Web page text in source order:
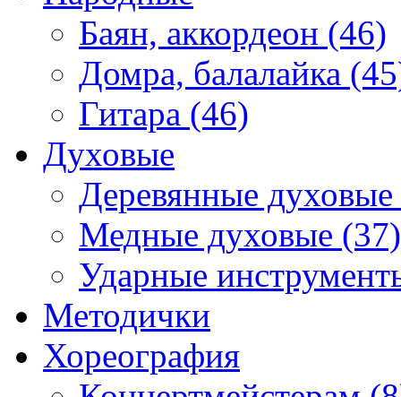
Баян, аккордеон (46)
Домра, балалайка
Гитара (46)
Духовые
Деревянные
Медные духовые (37)
Ударные
Методички
Хореография